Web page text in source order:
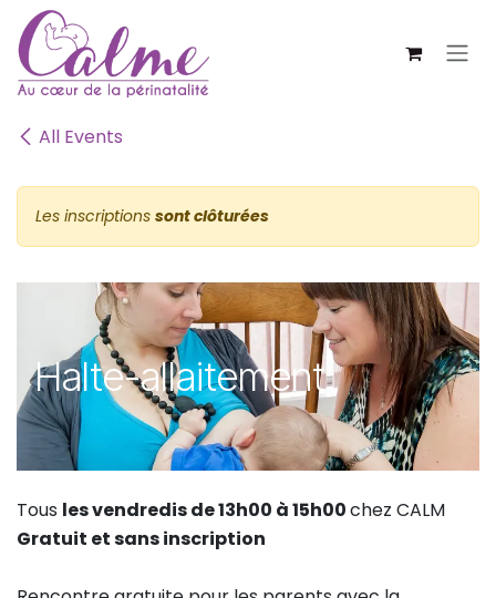
SE RENDRE AU CONTENU
All Events
Les inscriptions sont clôturées
Halte-allaitement
Tous les vendredis de 13h00 à 15h00chez CALM
Gratuit et sans inscription